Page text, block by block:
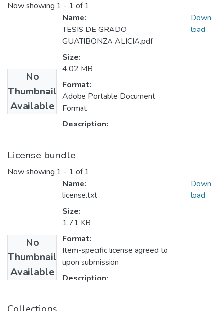
Now showing 1 - 1 of 1
No
Thumbnail
Available
Name:
TESIS DE GRADO
GUATIBONZA ALICIA.pdf
Size:
4.02 MB
Format:
Adobe Portable Document
Format
Description:
Down
load
License bundle
Now showing 1 - 1 of 1
No
Thumbnail
Available
Name:
license.txt
Size:
1.71 KB
Format:
Item-specific license agreed to
upon submission
Description:
Down
load